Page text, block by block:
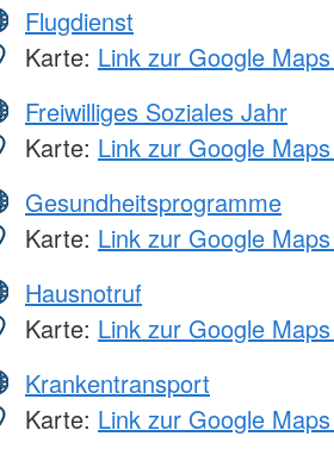
Flugdienst
Karte: Link zur Google
Freiwilliges Soziales Jahr
Karte: Link zur Google
Gesundheitsprogramme
Karte: Link zur Google
Hausnotruf
Karte: Link zur Google
Krankentransport
Karte: Link zur Google